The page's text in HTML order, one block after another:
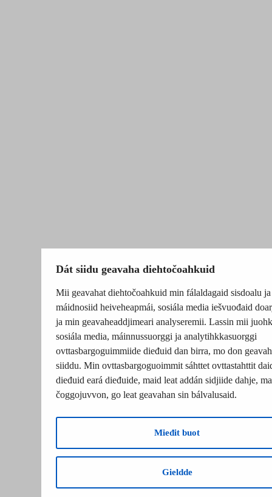
Dát siidu geavaha diehtočoahkuid
Mii geavahat diehtočoahkuid min fálaldagaid sisdoalu ja
máidnosiid heiveheapmái, sosiála media iešvuođaid
ja min geavaheaddjimeari analyseremii. Lassin mii
sosiála media, máinnussuorggi ja analytihkkasuorggi
ovttasbargoguimmiide dieđuid dan birra, mo don
siiddu. Min ovttasbargoguoimmit sáhttet ovttastahttit
dieđuid eará dieđuide, maid leat addán sidjiide dahje,
čoggojuvvon, go leat geavahan sin bálvalusaid.
Mieđit buot
Gieldde